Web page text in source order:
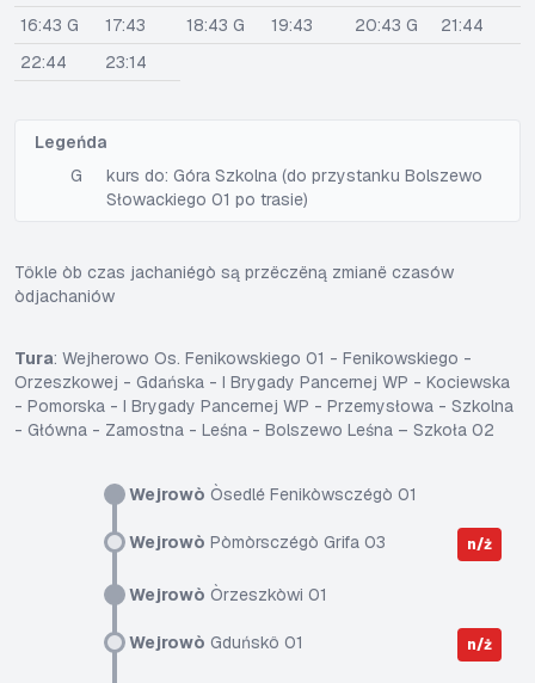
Wejrowò Òsedlé Fenikòwsczégò 01
Wejrowò Pòmòrsczégò Grifa 03 n/ż
Wejrowò Òrzeszkòwi 01
Wejrowò Gduńskô 01 n/ż
16:43 G
17:43 18:43 G 19:43 20:43 G
21:44
22:44
23:14
Legeńda
G
kurs do: Góra Szkolna (do przystanku Bolszewo
Słowackiego 01 po trasie)
Tôkle òb czas jachaniégò są przëczëną zmianë czasów
òdjachaniów
Tura: Wejherowo Os. Fenikowskiego 01 - Fenikowskiego -
Orzeszkowej - Gdańska - I Brygady Pancernej WP - Kociewska
- Pomorska - I Brygady Pancernej WP - Przemysłowa - Szkolna
- Główna - Zamostna - Leśna - Bolszewo Leśna – Szkoła 02